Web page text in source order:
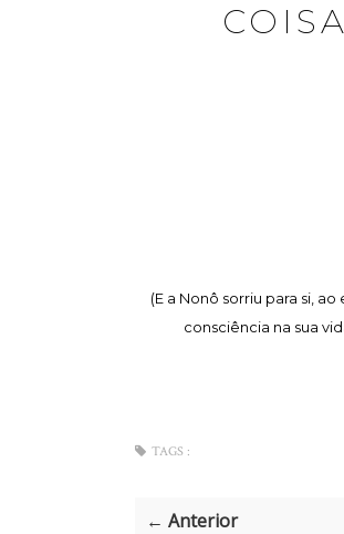
(E a Nonô sorriu para si,
consciência na sua
TAGS :
← Anterior